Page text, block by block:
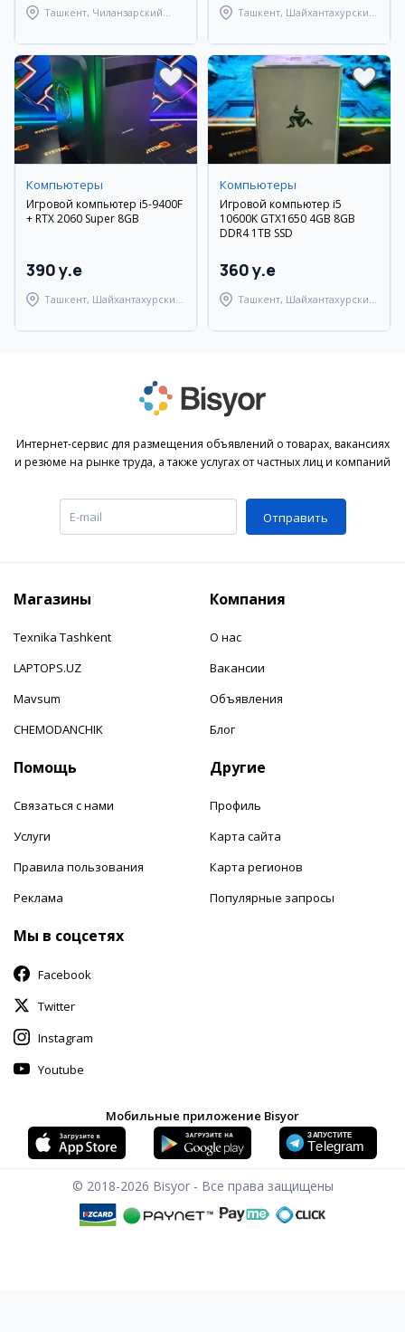
Ташкент, Чиланзарский
Ташкент, Шайхантахурский
Компьютеры
Игровой компьютер i5-9400F
+ RTX 2060 Super 8GB
390 y.e
Ташкент, Шайхантахурский
Компьютеры
Игровой компьютер i5
10600K GTX1650 4GB 8GB
DDR4 1TB SSD
360 y.e
Ташкент, Шайхантахурский
Интернет-сервис для размещения объявлений о товарах, вакансиях
и резюме на рынке труда, а также услугах от частных лиц и компаний
Отправить
Магазины
Texnika Tashkent
LAPTOPS.UZ
Mavsum
CHEMODANCHIK
Компания
О нас
Вакансии
Объявления
Блог
Помощь
Связаться с нами
Услуги
Правила пользования
Реклама
Другие
Профиль
Карта сайта
Карта регионов
Популярные запросы
Мы в соцсетях
Facebook
Twitter
Instagram
Youtube
Мобильные приложение Bisyor
© 2018-2026 Bisyor - Все права защищены